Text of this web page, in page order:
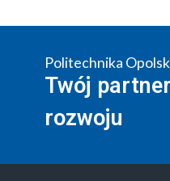
Politechnika
Twój
rozwoju